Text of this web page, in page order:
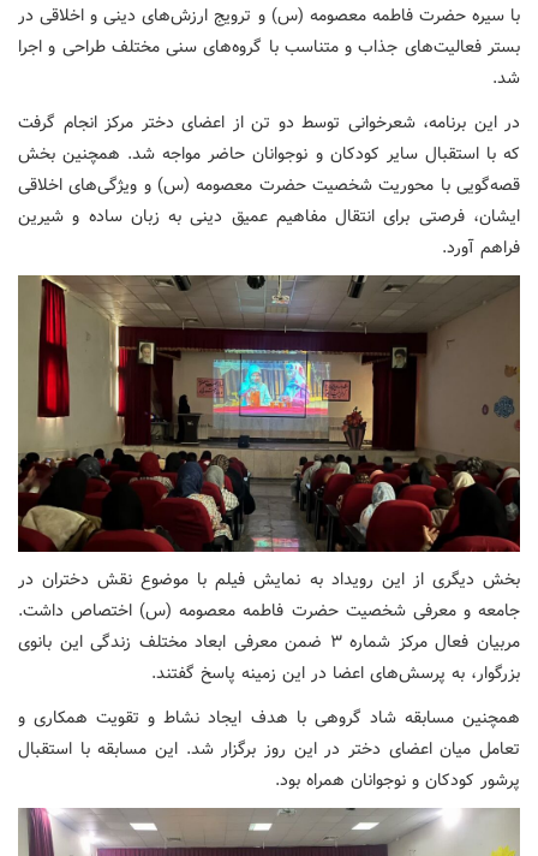
با سیره حضرت فاطمه معصومه (س) و ترویج ارزش‌های دینی و اخلاقی در
بستر فعالیت‌های جذاب و متناسب با گروه‌های سنی مختلف طراحی و اجرا
شد.
در این برنامه، شعرخوانی توسط دو تن از اعضای دختر مرکز انجام گرفت
که با استقبال سایر کودکان و نوجوانان حاضر مواجه شد. همچنین بخش
قصه‌گویی با محوریت شخصیت حضرت معصومه (س) و ویژگی‌های اخلاقی
ایشان، فرصتی برای انتقال مفاهیم عمیق دینی به زبان ساده و شیرین
فراهم آورد.
بخش دیگری از این رویداد به نمایش فیلم با موضوع نقش دختران در
جامعه و معرفی شخصیت حضرت فاطمه معصومه (س) اختصاص داشت.
مربیان فعال مرکز شماره ۳ ضمن معرفی ابعاد مختلف زندگی این بانوی
بزرگوار، به پرسش‌های اعضا در این زمینه پاسخ گفتند.
همچنین مسابقه شاد گروهی با هدف ایجاد نشاط و تقویت همکاری و
تعامل میان اعضای دختر در این روز برگزار شد. این مسابقه با استقبال
پرشور کودکان و نوجوانان همراه بود.